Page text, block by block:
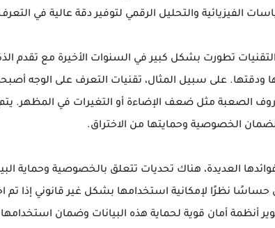
الفيزيائية والتحليل الرقمي لتوفير دقة عالية في
تطورت بشكل كبير في السنوات الأخيرة مع تقدم
ودقتها. على سبيل المثال، تقنيات التعرف على الوجه
الصعبة مثل ضعف الإضاءة أو التغيرات في المظهر. يتم
الخصوصية وحمايتها من الاختراق.
العديدة، هناك تحديات تتعلق بالخصوصية وحماية
حساسًا نظرًا لإمكانية استخدامها بشكل غير قانوني إذا تم
أنظمة أمان قوية لحماية هذه البيانات وضمان